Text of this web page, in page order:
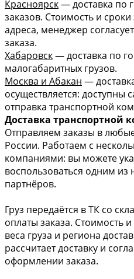
Красноярск— доставка по
заказов. Стоимость и
адреса, менеджер
заказа.
Хабаровск— доставка по
малогабаритных грузов.
Москва и Абакан —
осуществляется: доступны
отправка транспортной
Доставка транспортной
Отправляем заказы в
России. Работаем с
компаниями: вы можете
воспользоваться одним
партнёров.
Груз передаётся в ТК со
оплаты заказа. Стоимость
веса груза и региона
рассчитает доставку и
оформлении заказа.